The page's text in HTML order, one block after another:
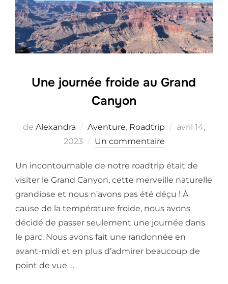
Une journée froide au Grand
Canyon
de Alexandra Aventure, Roadtrip
Posted
avril 14,
2023
Un commentaire
Un incontournable de notre roadtrip était de
visiter le Grand Canyon, cette merveille naturelle
grandiose et nous n’avons pas été déçu ! À
cause de la température froide, nous avons
décidé de passer seulement une journée dans
le parc. Nous avons fait une randonnée en
avant-midi et en plus d’admirer beaucoup de
point de vue …